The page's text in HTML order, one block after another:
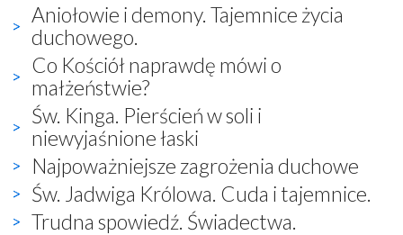
Aniołowie i demony. Tajemnice życia
duchowego.
Co Kościół naprawdę mówi o
małżeństwie?
Św. Kinga. Pierścień w soli i
niewyjaśnione łaski
Najpoważniejsze zagrożenia duchowe
Św. Jadwiga Królowa. Cuda i tajemnice.
Trudna spowiedź. Świadectwa.